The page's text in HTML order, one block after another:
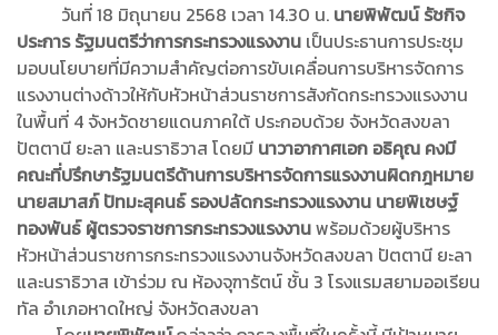
วันที่ 18 มิถุนายน 2568 เวลา 14.30 น. นายพิพัฒน์ รัชกิจ
ประการ รัฐมนตรีว่าการกระทรวงแรงงาน เป็นประธานการประชุม
มอบนโยบายที่มีความสำคัญต่อการขับเคลื่อนการบริหารจัดการ
แรงงานต่างด้าวให้กับหัวหน้าส่วนราชการสังกัดกระทรวงแรงงาน
ในพื้นที่ 4 จังหวัดชายแดนภาคใต้ ประกอบด้วย จังหวัดสงขลา
ปัตตานี ยะลา และนราธิวาส โดยมี นาวาอากาศเอก อธิคุณ คงมี
คณะที่ปรึกษารัฐมนตรีด้านการบริหารจัดการแรงงานผิดกฎหมาย
นายสมาสภ์ ปัทมะสุคนธ์ รองปลัดกระทรวงแรงงาน นายพิเชษฐ์
ทองพันธ์ ผู้ตรวจราชการกระทรวงแรงงานพร้อมด้วยผู้บริหาร
หัวหน้าส่วนราชการกระทรวงแรงงานจังหวัดสงขลา ปัตตานี ยะลา
และนราธิวาส เข้าร่วม ณ ห้องจุฑารัตน์ ชั้น 3 โรงแรมสยามออเรียน
ทัล อำเภอหาดใหญ่ จังหวัดสงขลา